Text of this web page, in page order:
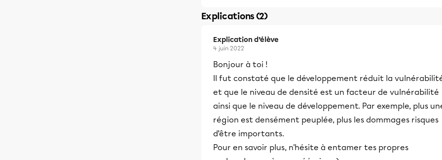
Explications (2)
Explication d’élève
4 juin 2022
Bonjour à toi !
Il fut constaté que le développement réduit la
et que le niveau de densité est un facteur de vulnérabilité
ainsi que le niveau de développement. Par exemple, plus
région est densément peuplée, plus les dommages risques
d’être importants.
Pour en savoir plus, n'hésite à entamer tes propres